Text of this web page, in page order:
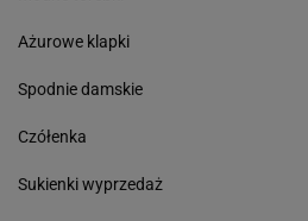
Ażurowe klapki
Spodnie damskie
Czółenka
Sukienki wyprzedaż